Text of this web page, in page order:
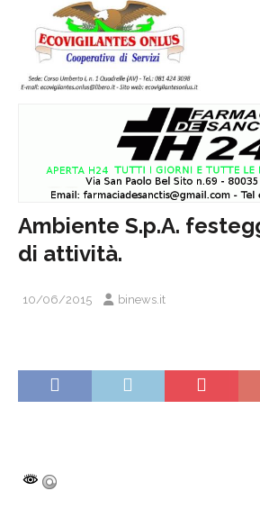
Ambiente S.p.A.
di attività.
10/06/2015 binews.it